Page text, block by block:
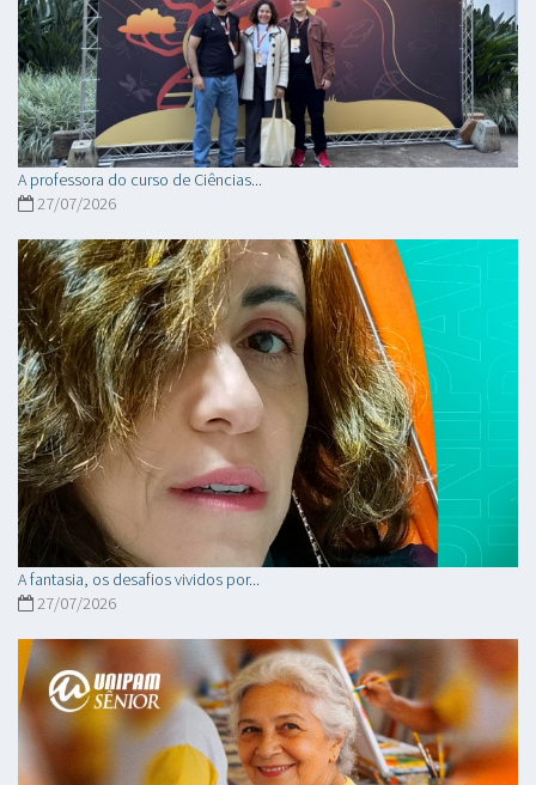
A professora do curso de Ciências...
27/07/2026
A fantasia, os desafios vividos por...
27/07/2026